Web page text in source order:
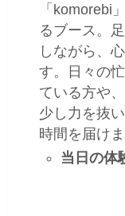
「komorebi
るブース。
しながら、
す。日々の
ている方や
少し力を抜
時間を届けま
当日の体